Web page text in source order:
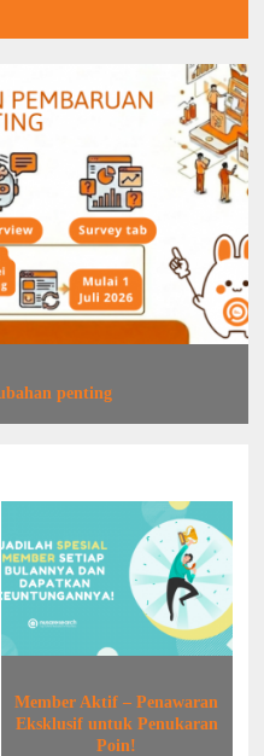
penting
Member Aktif – Penawaran
Eksklusif untuk Penukaran
Poin!